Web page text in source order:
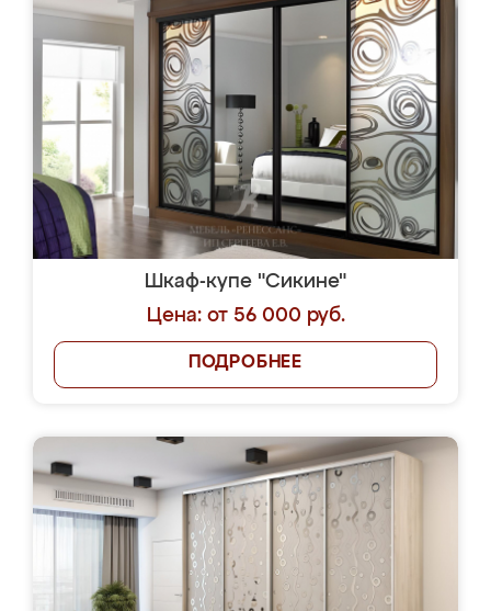
Шкаф-купе "Сикине"
Цена: от 56 000 руб.
ПОДРОБНЕЕ